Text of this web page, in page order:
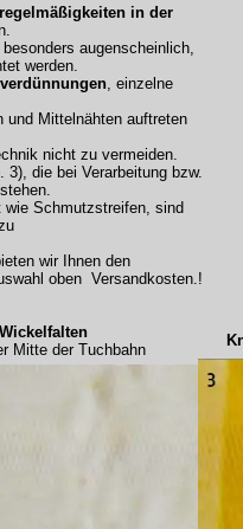
in der
augenscheinlich,
werden.
, einzelne
und Mittelnähten auftreten
nicht zu vermeiden.
die bei Verarbeitung bzw.
wie Schmutzstreifen, sind
wir Ihnen den
oben Versandkosten.!
Mitte der Tuchbahn